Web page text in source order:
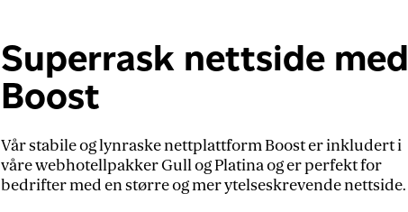
Superrask nettside med
Boost
Vår stabile og lynraske nettplattform Boost er inkludert i
våre webhotellpakker Gull og Platina og er perfekt for
bedrifter med en større og mer ytelseskrevende nettside.